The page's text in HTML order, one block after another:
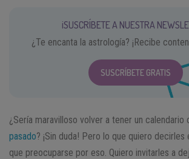
¡SUSCRÍBETE A NUESTRA
¿Te encanta la astrología? ¡Recibe
SUSCRÍBETE GRATIS
¿Sería maravilloso volver a tener un
pasado? ¡Sin duda! Pero lo que quiero decirles
que preocuparse por eso. Quiero invitarles a